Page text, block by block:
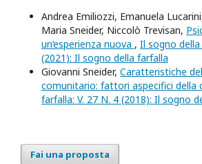
Andrea Emiliozzi, Emanuela
Maria Sneider, Niccolò Trevisan,
un’esperienza nuova , Il sogno della
(2021): Il sogno della farfalla
Giovanni Sneider, Caratteristiche
comunitario: fattori aspecifici della
farfalla: V. 27 N. 4 (2018): Il sogno
Fai una proposta